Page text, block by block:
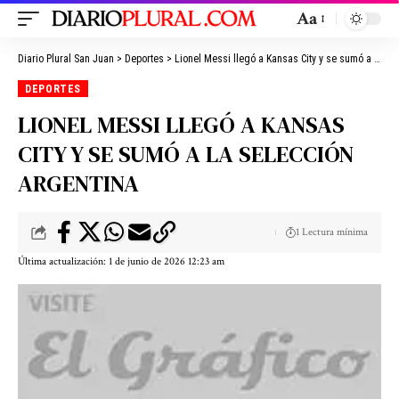
Aa
Diario Plural San Juan > Deportes > Lionel Messi llegó a Kansas City y se sumó a la Selección Argentina
DEPORTES
LIONEL MESSI LLEGÓ A KANSAS
CITY Y SE SUMÓ A LA SELECCIÓN
ARGENTINA
Última actualización: 1 de junio de 2026 12:23 am
1 Lectura mínima